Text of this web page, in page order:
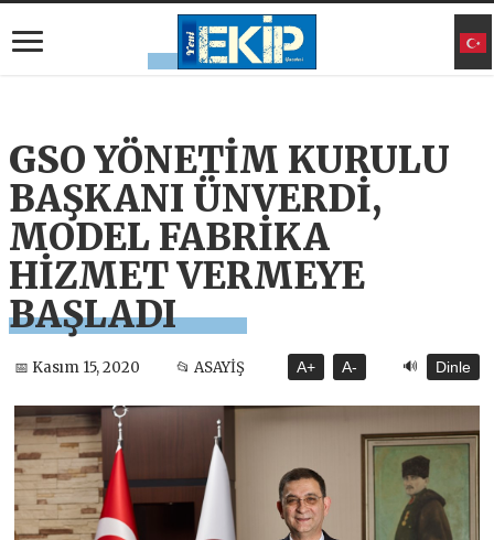
GSO YÖNETİM KURULU
BAŞKANI ÜNVERDİ,
MODEL FABRİKA
HİZMET VERMEYE
BAŞLADI
📅 Kasım 15, 2020 📂 ASAYİŞ A+ A- 🔊 Dinle